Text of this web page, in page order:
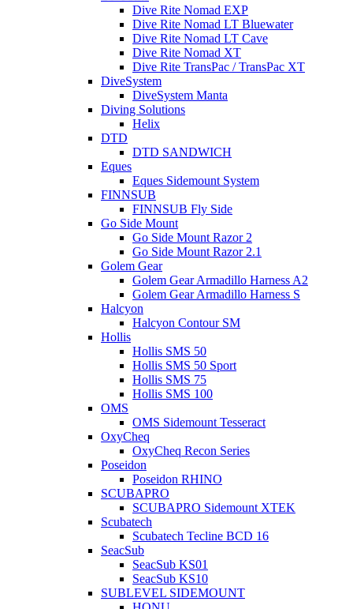
Dive Rite Nomad EXP
Dive Rite Nomad LT Bluewater
Dive Rite Nomad LT Cave
Dive Rite Nomad XT
Dive Rite TransPac / TransPac XT
DiveSystem
DiveSystem Manta
Diving Solutions
Helix
DTD
DTD SANDWICH
Eques
Eques Sidemount System
FINNSUB
FINNSUB Fly Side
Go Side Mount
Go Side Mount Razor 2
Go Side Mount Razor 2.1
Golem Gear
Golem Gear Armadillo Harness A2
Golem Gear Armadillo Harness S
Halcyon
Halcyon Contour SM
Hollis
Hollis SMS 50
Hollis SMS 50 Sport
Hollis SMS 75
Hollis SMS 100
OMS
OMS Sidemount Tesseract
OxyCheq
OxyCheq Recon Series
Poseidon
Poseidon RHINO
SCUBAPRO
SCUBAPRO Sidemount XTEK
Scubatech
Scubatech Tecline BCD 16
SeacSub
SeacSub KS01
SeacSub KS10
SUBLEVEL SIDEMOUNT